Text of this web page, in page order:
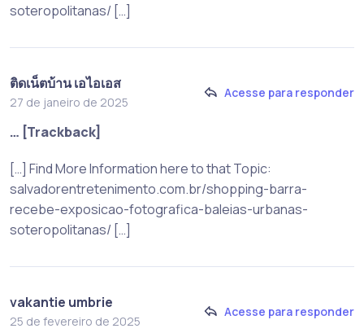
soteropolitanas/ […]
ติดเน็ตบ้าน เอไอเอส
27 de janeiro de 2025
Acesse para responder
… [Trackback]
[…] Find More Information here to that Topic:
salvadorentretenimento.com.br/shopping-barra-
recebe-exposicao-fotografica-baleias-urbanas-
soteropolitanas/ […]
vakantie umbrie
25 de fevereiro de 2025
Acesse para responder